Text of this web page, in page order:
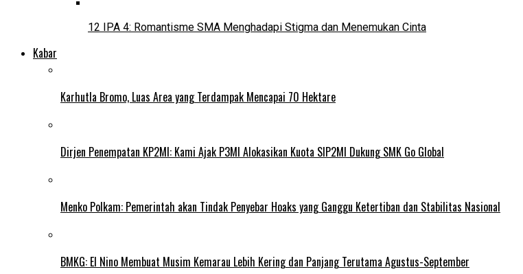
12 IPA 4: Romantisme SMA Menghadapi Stigma dan Menemukan Cinta
Kabar
Karhutla Bromo, Luas Area yang Terdampak Mencapai 70 Hektare
Dirjen Penempatan KP2MI: Kami Ajak P3MI Alokasikan Kuota SIP2MI Dukung SMK Go Global
Menko Polkam: Pemerintah akan Tindak Penyebar Hoaks yang Ganggu Ketertiban dan Stabilitas Nasional
BMKG: El Nino Membuat Musim Kemarau Lebih Kering dan Panjang Terutama Agustus-September